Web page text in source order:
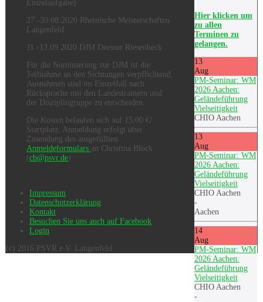
Hierklicken um
zu allen
Terminen zu
gelangen.
13
Aug
PM-Seminar: WM
2026 Aachen:
Geländeführung
Vielseitigkeit
CHIO Aachen
13
Aug
PM-Seminar: WM
2026 Aachen:
Geländeführung
Vielseitigkeit
CHIO Aachen
-
Aachen
14
Aug
PM-Seminar: WM
2026 Aachen:
Geländeführung
Vielseitigkeit
CHIO Aachen
-
Einzelaufgabe)
27.-30.08.2020 Rheinische Meisterschaften
Langenfeld
11.-13.09.2020 DJM Dressur Riesenbeck
Für die Nominierung zur DJM ist die
Teilnahme an den Sichtungen verpflichtend,
Ausnahmen sind im Einzelfall nach
Rücksprache mit den Landestrainern und
der Disziplingruppe zu entscheiden.
Die Kosten belaufen sich auf 15,00 €/
Startplatz, Anmeldung erfolgt über
Zusendung des ausgefüllten
Anmeldeformulars an Christina Block
(cb@psvr.de)
Impressum
Datenschutzerklärung
Kontakt
Besuchen Sie uns auch auf Facebook
Login
(c) 2016 PSVR e.V. Langenfeld